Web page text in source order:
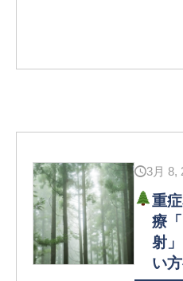
3月 8,
重
療
射
い